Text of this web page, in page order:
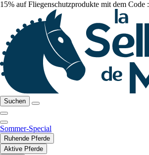
15% auf Fliegenschutzprodukte mit dem Code :
Suchen
Sommer-Special
Ruhende Pferde
Aktive Pferde